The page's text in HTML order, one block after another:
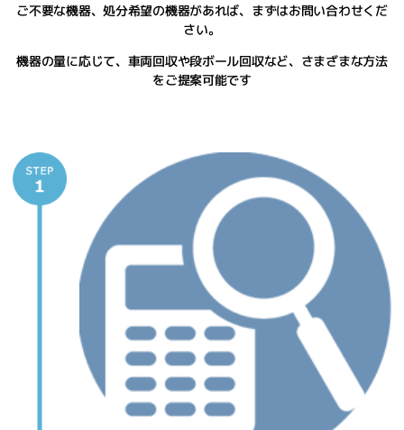
ご不要な機器、処分希望の機器があれば、まずはお問い合わせくだ
さい。
機器の量に応じて、車両回収や段ボール回収など、さまざまな方法
をご提案可能です